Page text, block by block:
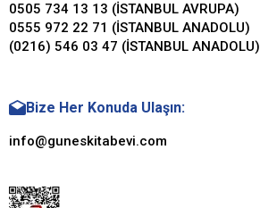
0505 734 13 13 (İSTANBUL AVRUPA)
0555 972 22 71 (İSTANBUL ANADOLU)
(0216) 546 03 47 (İSTANBUL ANADOLU)
Bize Her Konuda Ulaşın:
info@guneskitabevi.com